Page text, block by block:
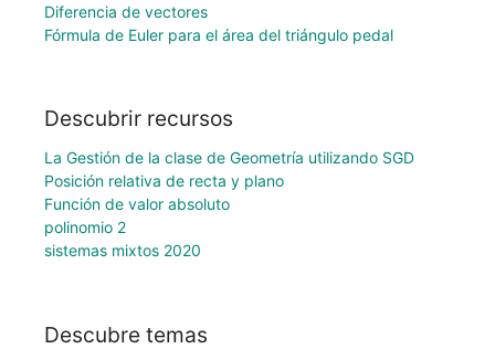
Diferencia de vectores
Fórmula de Euler para el área del triángulo pedal
Descubrir recursos
La Gestión de la clase de Geometría utilizando SGD
Posición relativa de recta y plano
Función de valor absoluto
polinomio 2
sistemas mixtos 2020
Descubre temas